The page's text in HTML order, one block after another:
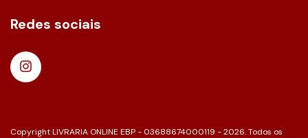
Redes sociais
Copyright LIVRARIA ONLINE EBP - 03688674000119 - 2026. Todos os